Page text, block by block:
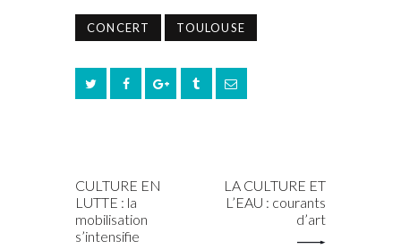
CONCERT TOULOUSE
CULTURE EN
LUTTE : la
mobilisation
s’intensifie
LA CULTURE ET
L’EAU : courants
d’art